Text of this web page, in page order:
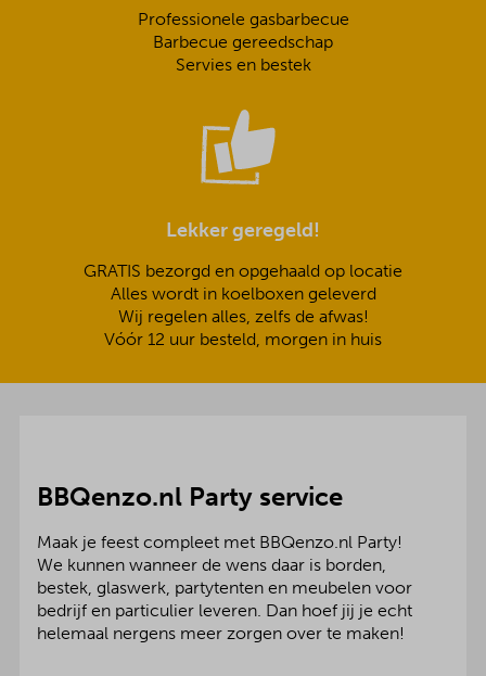
Professionele gasbarbecue
Barbecue gereedschap
Servies en bestek
Lekker geregeld!
GRATIS bezorgd en opgehaald op locatie
Alles wordt in koelboxen geleverd
Wij regelen alles, zelfs de afwas!
Vóór 12 uur besteld, morgen in huis
BBQenzo.nl Party service
Maak je feest compleet met BBQenzo.nl Party!
We kunnen wanneer de wens daar is borden,
bestek, glaswerk, partytenten en meubelen voor
bedrijf en particulier leveren. Dan hoef jij je echt
helemaal nergens meer zorgen over te maken!